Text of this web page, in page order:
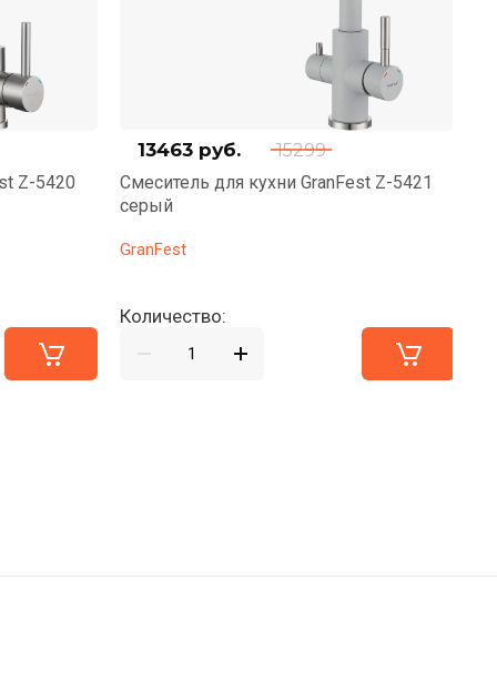
Z-5420
15299
13463 руб.
Смеситель для кухни GranFest Z-5421
серый
GranFest
Количество: